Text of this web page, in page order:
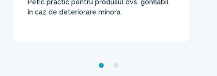
Petic practic pentru produsul dvs. gonflabil
în caz de deteriorare minoră.